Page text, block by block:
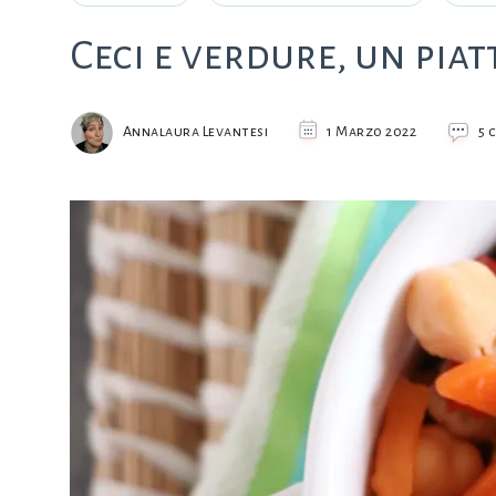
Ceci e verdure, un
Annalaura Levantesi 1 Marzo 2022 5